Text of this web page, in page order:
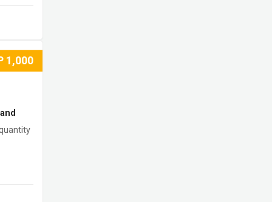
1,000